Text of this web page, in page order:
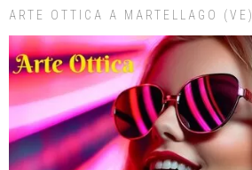
ARTE OTTICA A MARTELLAGO (VE)